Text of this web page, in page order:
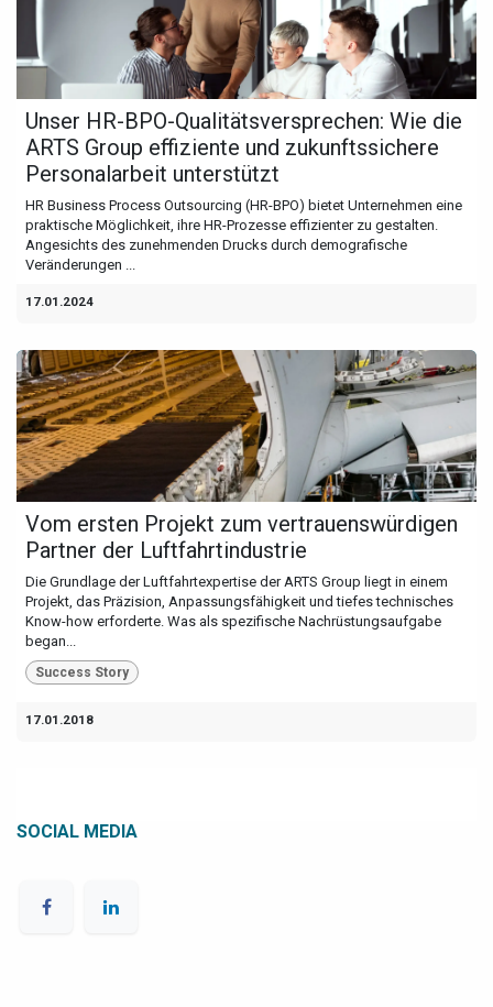
Unser HR-BPO-Qualitätsversprechen: Wie die
ARTS Group effiziente und zukunftssichere
Personalarbeit unterstützt
HR Business Process Outsourcing (HR-BPO) bietet Unternehmen eine
praktische Möglichkeit, ihre HR-Prozesse effizienter zu gestalten.
Angesichts des zunehmenden Drucks durch demografische
Veränderungen ...
17.01.2024
Vom ersten Projekt zum vertrauenswürdigen
Partner der Luftfahrtindustrie
Die Grundlage der Luftfahrtexpertise der ARTS Group liegt in einem
Projekt, das Präzision, Anpassungsfähigkeit und tiefes technisches
Know-how erforderte. Was als spezifische Nachrüstungsaufgabe
began...
Success Story
17.01.2018
SOCIAL MEDIA